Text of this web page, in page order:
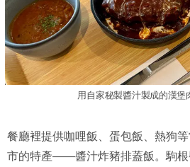
用自家秘製醬汁製成的漢堡
餐廳裡提供咖哩飯、蛋包飯、熱狗
市的特產——醬汁炸豬排蓋飯。駒根